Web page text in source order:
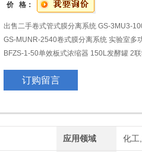
价 格：
出售二手卷式管式膜分离系统 GS-3MU3-
GS-MUNR-2540卷式膜分离系统 实验室多
BFZS-1-50单效板式浓缩器 150L发酵罐 2
订购留言
应用领域 化工